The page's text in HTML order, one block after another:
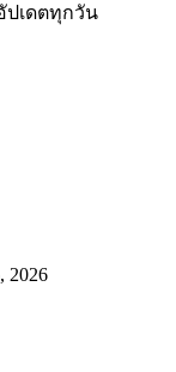
ปเดตทุกวัน